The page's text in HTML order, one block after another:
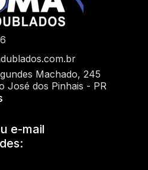
Machado, 245
José dos Pinhais - PR
e-mail